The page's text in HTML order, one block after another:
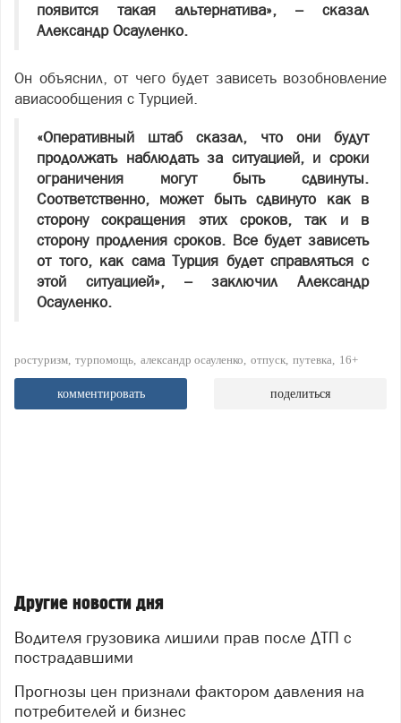
появится такая альтернатива», – сказал
Александр Осауленко.
Он объяснил, от чего будет зависеть возобновление
авиасообщения с Турцией.
«Оперативный штаб сказал, что они будут
продолжать наблюдать за ситуацией, и сроки
ограничения могут быть сдвинуты.
Соответственно, может быть сдвинуто как в
сторону сокращения этих сроков, так и в
сторону продления сроков. Все будет зависеть
от того, как сама Турция будет справляться с
этой ситуацией», – заключил Александр
Осауленко.
ростуризм турпомощь александр осауленко отпуск путевка 16+
комментировать поделиться
Другие новости дня
Водителя грузовика лишили прав после ДТП с
пострадавшими
Прогнозы цен признали фактором давления на
потребителей и бизнес